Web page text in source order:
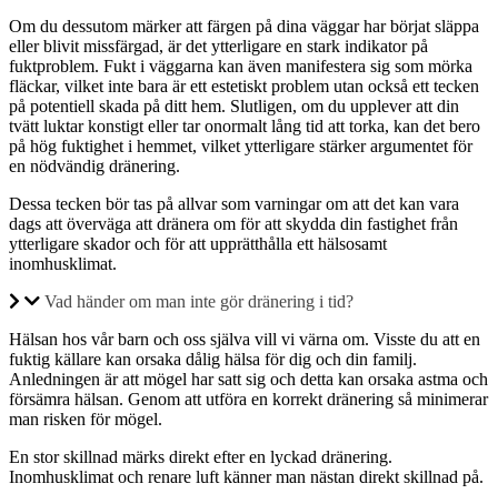
Om du dessutom märker att färgen på dina väggar har börjat släppa
eller blivit missfärgad, är det ytterligare en stark indikator på
fuktproblem. Fukt i väggarna kan även manifestera sig som mörka
fläckar, vilket inte bara är ett estetiskt problem utan också ett tecken
på potentiell skada på ditt hem. Slutligen, om du upplever att din
tvätt luktar konstigt eller tar onormalt lång tid att torka, kan det bero
på hög fuktighet i hemmet, vilket ytterligare stärker argumentet för
en nödvändig dränering.
Dessa tecken bör tas på allvar som varningar om att det kan vara
dags att överväga att dränera om för att skydda din fastighet från
ytterligare skador och för att upprätthålla ett hälsosamt
inomhusklimat.
Vad händer om man inte gör dränering i tid?
Hälsan hos vår barn och oss själva vill vi värna om. Visste du att en
fuktig källare kan orsaka dålig hälsa för dig och din familj.
Anledningen är att mögel har satt sig och detta kan orsaka astma och
försämra hälsan. Genom att utföra en korrekt dränering så minimerar
man risken för mögel.
En stor skillnad märks direkt efter en lyckad dränering.
Inomhusklimat och renare luft känner man nästan direkt skillnad på.